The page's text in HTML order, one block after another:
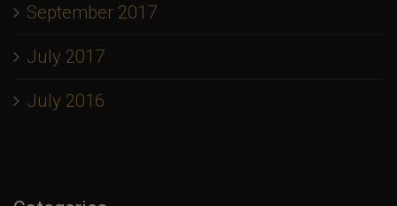
September 2017
July 2017
July 2016